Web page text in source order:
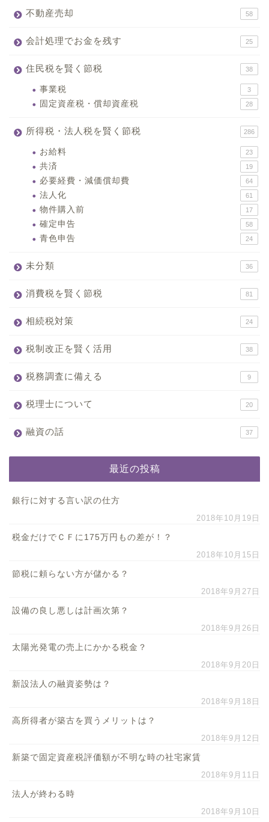
不動産売却 58
会計処理でお金を残す 25
住民税を賢く節税 38
事業税 3
固定資産税・償却資産税 28
所得税・法人税を賢く節税 286
お給料 23
共済 19
必要経費・減価償却費 64
法人化 61
物件購入前 17
確定申告 58
青色申告 24
未分類 36
消費税を賢く節税 81
相続税対策 24
税制改正を賢く活用 38
税務調査に備える 9
税理士について 20
融資の話 37
最近の投稿
銀行に対する言い訳の仕方
2018年10月19日
税金だけでＣＦに175万円もの差が！？
2018年10月15日
節税に頼らない方が儲かる？
2018年9月27日
設備の良し悪しは計画次第？
2018年9月26日
太陽光発電の売上にかかる税金？
2018年9月20日
新設法人の融資姿勢は？
2018年9月18日
高所得者が築古を買うメリットは？
2018年9月12日
新築で固定資産税評価額が不明な時の社宅家賃
2018年9月11日
法人が終わる時
2018年9月10日